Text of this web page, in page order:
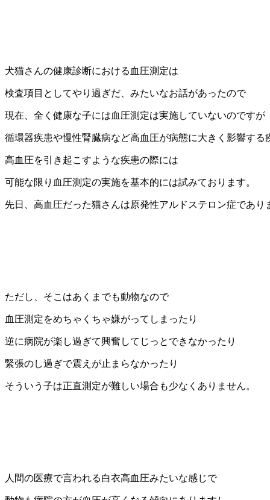
犬猫さんの健康診断における血圧測定は
検査項目としてやり過ぎだ、みたいなお話があったので
現在、全く健康な子には血圧測定は実施していないのですが
循環器疾患や慢性腎臓病など高血圧が病態に大きく影響する
高血圧を引き起こすような疾患の際には
可能な限り血圧測定の実施を基本的には試みております。
先日、高血圧だった猫さんは原発性アルドステロン症であり
ただし、そこはあくまでも動物なので
血圧測定をめちゃくちゃ嫌がってしまったり
逆に病院が楽し過ぎて興奮してじっとできなかったり
緊張のし過ぎで震えが止まらなかったり
そういう子は正直測定が難しい場合も少なくありません。
人間の医療で言われる白衣高血圧みたいな感じで